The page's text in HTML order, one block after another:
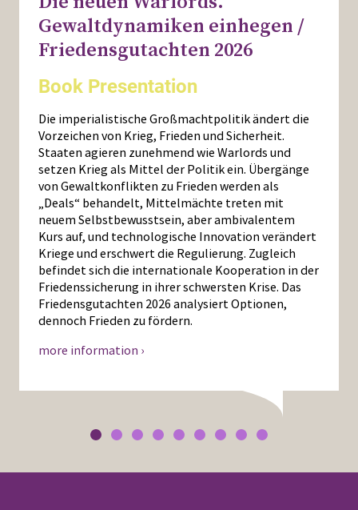
Gewaltdynamiken einhegen /
Friedensgutachten 2026
Book Presentation
Die imperialistische Großmachtpolitik ändert die
Vorzeichen von Krieg, Frieden und Sicherheit.
Staaten agieren zunehmend wie Warlords und
setzen Krieg als Mittel der Politik ein. Übergänge
von Gewaltkonflikten zu Frieden werden als
„Deals“ behandelt, Mittelmächte treten mit
neuem Selbstbewusstsein, aber ambivalentem
Kurs auf, und technologische Innovation verändert
Kriege und erschwert die Regulierung. Zugleich
befindet sich die internationale Kooperation in der
Friedenssicherung in ihrer schwersten Krise. Das
Friedensgutachten 2026 analysiert Optionen,
dennoch Frieden zu fördern.
more information ›